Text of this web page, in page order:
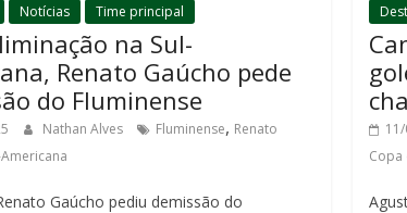
Notícias Time principal
na Sul-
Renato Gaúcho pede
do Fluminense
Nathan Alves Fluminense, Renato
Americana
Gaúcho pediu demissão do
Copa